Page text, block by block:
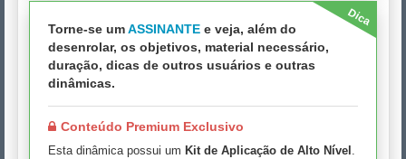
Dica
Torne-se umASSINANTE e veja, além do
desenrolar, os objetivos, material necessário,
duração, dicas de outros usuários e outras
dinâmicas.
Conteúdo Premium Exclusivo
Esta dinâmica possui um Kit de Aplicação de Alto Nível .